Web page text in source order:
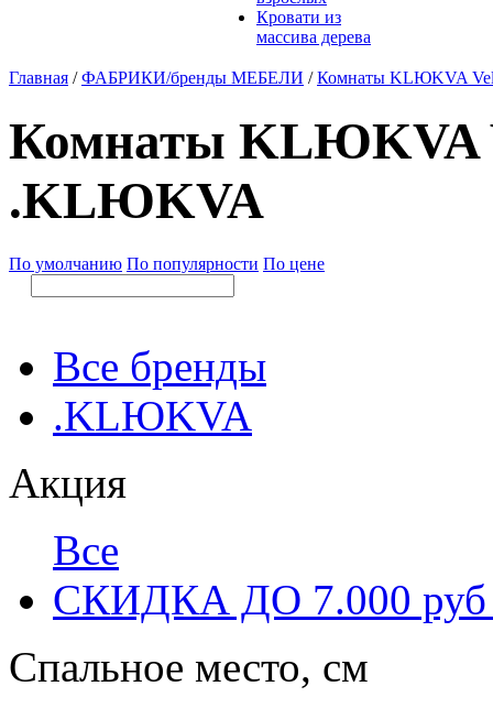
Кровати из
массива дерева
Главная /ФАБРИКИ/бренды МЕБЕЛИ /Комнаты KLЮKVA
Комнаты KLЮKVA
.KLЮKVA
По умолчанию По популярности По цене
Все бренды
.KLЮKVA
Акция
Все
СКИДКА ДО 7.000
Спальное место, см